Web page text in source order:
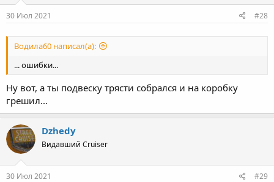
30 Июл 2021 #28
Водила60 написал(а):
... ошибки...
Ну вот, а ты подвеску трясти собрался и на коробку
грешил...
Dzhedy
Видавший Cruiser
30 Июл 2021 #29